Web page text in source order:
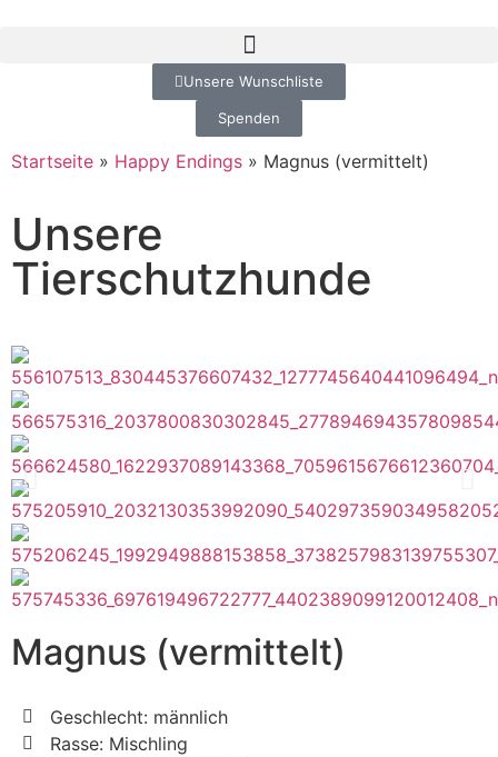
Unsere Wunschliste
Spenden
Startseite » Happy Endings » Magnus (vermittelt)
Unsere
Tierschutzhunde
Magnus (vermittelt)
Geschlecht: männlich
Rasse: Mischling